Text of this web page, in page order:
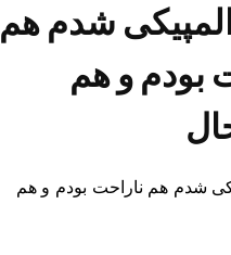
شدم هم
بودم و هم
شدم هم ناراحت بودم و هم